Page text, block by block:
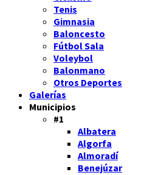
Tenis
Gimnasia
Baloncesto
Fútbol Sala
Voleybol
Balonmano
Otros Deportes
Galerías
Municipios
#1
Albatera
Algorfa
Almoradí
Benejúzar